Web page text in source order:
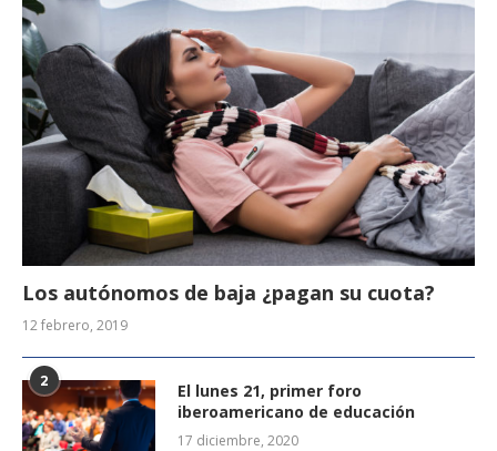
Los autónomos de baja ¿pagan su cuota?
12 febrero, 2019
2
El lunes 21, primer foro
iberoamericano de educación
17 diciembre, 2020